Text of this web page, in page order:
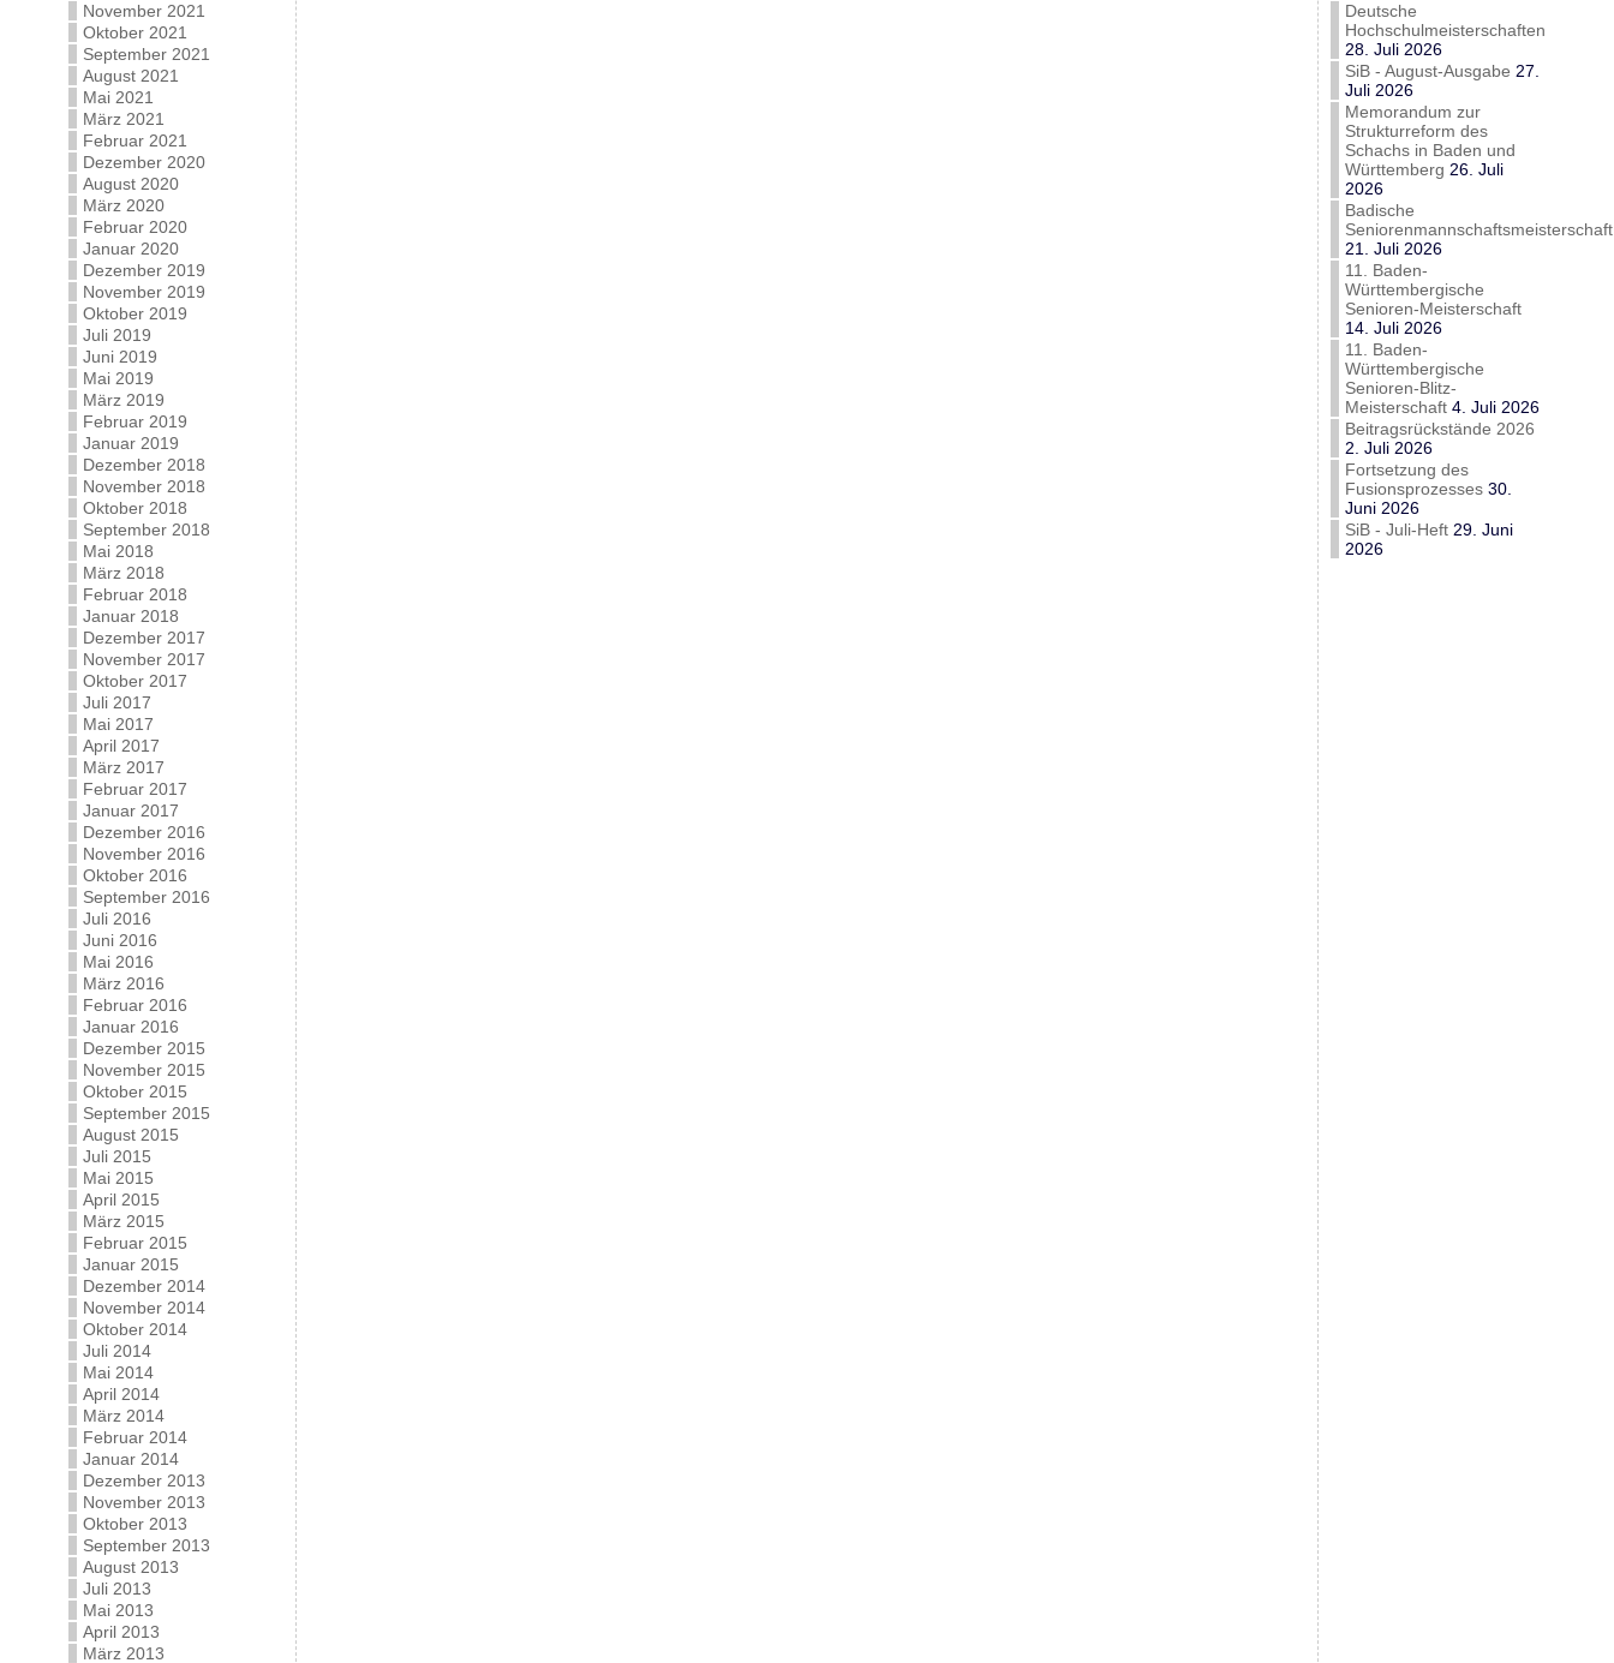
November 2021
Oktober 2021
September 2021
August 2021
Mai 2021
März 2021
Februar 2021
Dezember 2020
August 2020
März 2020
Februar 2020
Januar 2020
Dezember 2019
November 2019
Oktober 2019
Juli 2019
Juni 2019
Mai 2019
März 2019
Februar 2019
Januar 2019
Dezember 2018
November 2018
Oktober 2018
September 2018
Mai 2018
März 2018
Februar 2018
Januar 2018
Dezember 2017
November 2017
Oktober 2017
Juli 2017
Mai 2017
April 2017
März 2017
Februar 2017
Januar 2017
Dezember 2016
November 2016
Oktober 2016
September 2016
Juli 2016
Juni 2016
Mai 2016
März 2016
Februar 2016
Januar 2016
Dezember 2015
November 2015
Oktober 2015
September 2015
August 2015
Juli 2015
Mai 2015
April 2015
März 2015
Februar 2015
Januar 2015
Dezember 2014
November 2014
Oktober 2014
Juli 2014
Mai 2014
April 2014
März 2014
Februar 2014
Januar 2014
Dezember 2013
November 2013
Oktober 2013
September 2013
August 2013
Juli 2013
Mai 2013
April 2013
März 2013
Deutsche
Hochschulmeisterschaften
28. Juli 2026
SiB - August-Ausgabe 27.
Juli 2026
Memorandum zur
Strukturreform des
Schachs in Baden und
Württemberg 26. Juli
2026
Badische
Seniorenmannschaftsmeisterschaft
21. Juli 2026
11. Baden-
Württembergische
Senioren-Meisterschaft
14. Juli 2026
11. Baden-
Württembergische
Senioren-Blitz-
Meisterschaft 4. Juli 2026
Beitragsrückstände 2026
2. Juli 2026
Fortsetzung des
Fusionsprozesses 30.
Juni 2026
SiB - Juli-Heft 29. Juni
2026